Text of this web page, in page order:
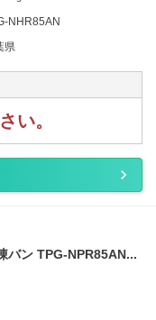
NHR85AN
県
い。
バン TPG-NPR85AN...